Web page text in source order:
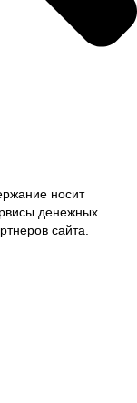
носит
денежных
сайта.